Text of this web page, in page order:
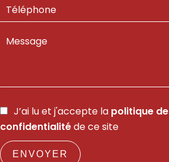
J’ai lu et j'accepte la politique de
confidentialitéde ce site
ENVOYER